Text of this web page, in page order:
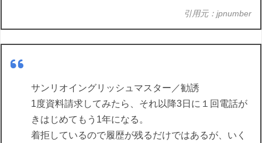
引用元：jpnumber
サンリオイングリッシュマスター／勧誘
1度資料請求してみたら、それ以降3日に１回電話が
きはじめてもう1年になる。
着拒しているので履歴が残るだけではあるが、いく